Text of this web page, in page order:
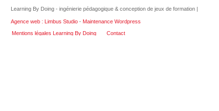
Learning By Doing - ingénierie pédagogique & conception de jeux de formation |
Agence web : Limbus Studio - Maintenance Wordpress
Mentions légales Learning By Doing
Contact